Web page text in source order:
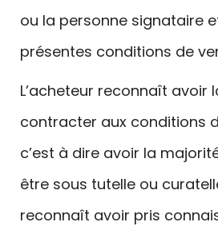
ou la personne signataire
présentes conditions de
L’acheteur reconnaît avoir
contracter aux conditions
c’est à dire avoir la
être sous tutelle ou
reconnaît avoir pris